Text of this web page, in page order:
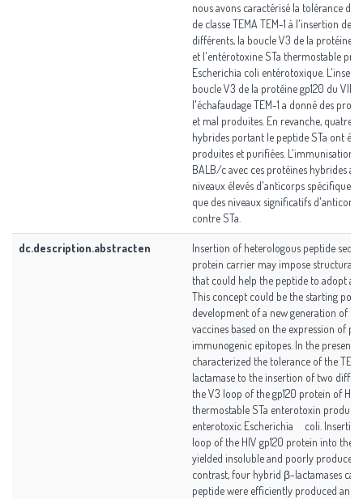
nous avons caractérisé la tolérance de
de classe TEMA TEM-1 à l'insertion de
différents, la boucle V3 de la protéine
et l'entérotoxine STa thermostable
Escherichia coli entérotoxique.
boucle V3 de la protéine gp120 du VIH
l'échafaudage TEM-1 a donné des
et mal produites. En revanche, quatre
hybrides portant le peptide STa ont
produites et purifiées. L'immunisation
BALB/c avec ces protéines hybrides a
niveaux élevés d'anticorps spécifiques
que des niveaux significatifs
contre STa.
dc.description.abstracten
Insertion of heterologous peptide
protein carrier may impose structural
that could help the peptide to adopt a
This concept could be the starting
development of a new generation of
vaccines based on the expression of
immunogenic epitopes. In the present
characterized the tolerance of the
lactamase to the insertion of two
the V3 loop of the gp120 protein of
thermostable STa enterotoxin
enterotoxic Escherichia coli.
loop of the HIV gp120 protein into the
yielded insoluble and poorly produced
contrast, four hybrid β-lactamases
peptide were efficiently produced and